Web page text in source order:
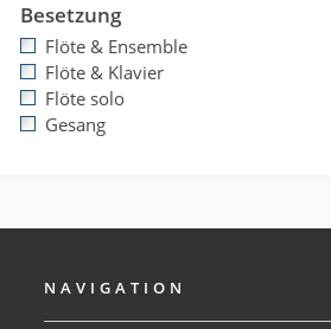
Besetzung
Flöte & Ensemble
Flöte & Klavier
Flöte solo
Gesang
NAVIGATION